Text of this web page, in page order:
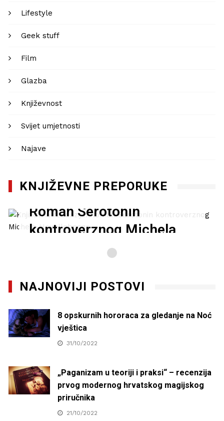
Lifestyle
Geek stuff
Film
Glazba
Književnost
Svijet umjetnosti
Najave
KNJIŽEVNE PREPORUKE
Književna recenzija:
Roman Serotonin
kontroverznog Michela
Houellebecqa
NAJNOVIJI POSTOVI
8 opskurnih hororaca za gledanje na Noć
vještica
31/10/2022
„Paganizam u teoriji i praksi“ – recenzija
prvog modernog hrvatskog magijskog
priručnika
21/10/2022